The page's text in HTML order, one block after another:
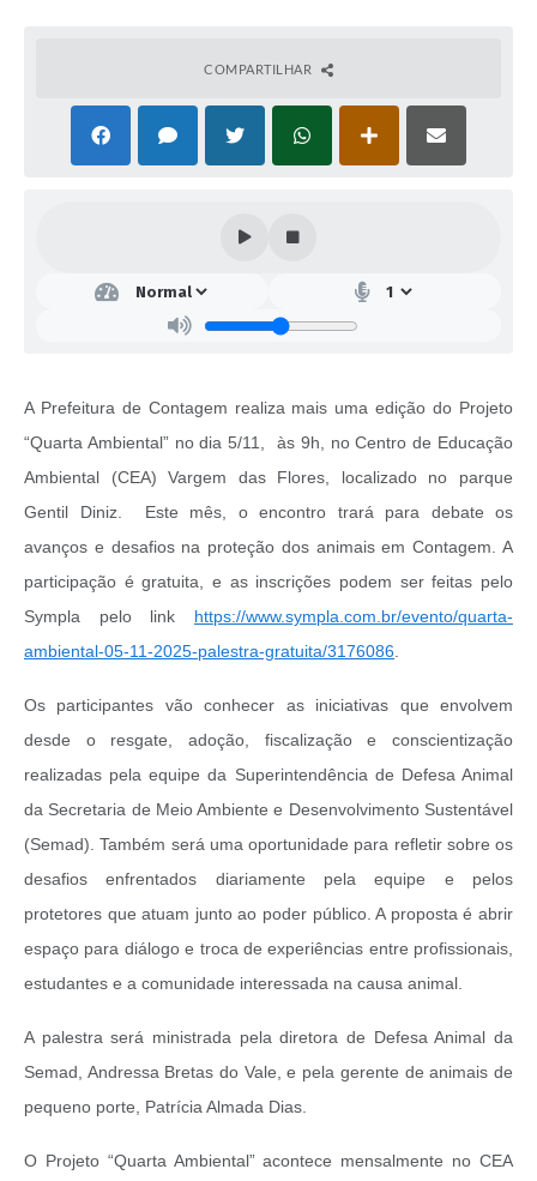
COMPARTILHAR
A Prefeitura de Contagem realiza mais uma edição do Projeto
“Quarta Ambiental” no dia 5/11, às 9h, no Centro de Educação
Ambiental (CEA) Vargem das Flores, localizado no parque
Gentil Diniz. Este mês, o encontro trará para debate os
avanços e desafios na proteção dos animais em Contagem. A
participação é gratuita, e as inscrições podem ser feitas pelo
Sympla pelo link https://www.sympla.com.br/evento/quarta-
ambiental-05-11-2025-palestra-gratuita/3176086
Os participantes vão conhecer as iniciativas que envolvem
desde o resgate, adoção, fiscalização e conscientização
realizadas pela equipe da Superintendência de Defesa Animal
da Secretaria de Meio Ambiente e Desenvolvimento Sustentável
(Semad). Também será uma oportunidade para refletir sobre os
desafios enfrentados diariamente pela equipe e pelos
protetores que atuam junto ao poder público. A proposta é abrir
espaço para diálogo e troca de experiências entre profissionais,
estudantes e a comunidade interessada na causa animal.
A palestra será ministrada pela diretora de Defesa Animal da
Semad, Andressa Bretas do Vale, e pela gerente de animais de
pequeno porte, Patrícia Almada Dias.
O Projeto “Quarta Ambiental” acontece mensalmente no CEA